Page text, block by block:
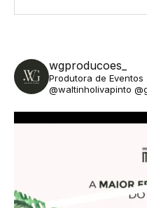
wgproducoes_
Produtora de Eventos
@waltinholivapinto